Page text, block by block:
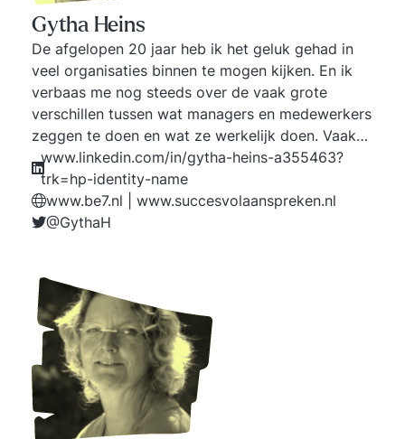
Gytha Heins
De afgelopen 20 jaar heb ik het geluk gehad in
veel organisaties binnen te mogen kijken. En ik
verbaas me nog steeds over de vaak grote
verschillen tussen wat managers en medewerkers
zeggen te doen en wat ze werkelijk doen. Vaak
komt dat doordat echte drijfveren niet op tafel
liggen. In vergaderingen merk ik dat veel mensen
hun mond houden als het spannend wordt. Maar
op de parkeerplaats en in de gang worden de
zo veel helderder en makkelijker worden als we
allemaal ‘gewoon’ zeggen wat we denken en
doen wat we zeggen. Ik heb zelf bewust de keus
gemaakt niet langer concessies te willen doen
aan waar ik voor sta en waar ik voor ga. Dat
schept helderheid en het geeft rust. En dat gun ik
anderen ook. Op die manier kunnen we teams en
www.linkedin.com/in/gytha-heins-a355463?
trk=hp-identity-name
www.be7.nl | www.succesvolaanspreken.nl
@GythaH